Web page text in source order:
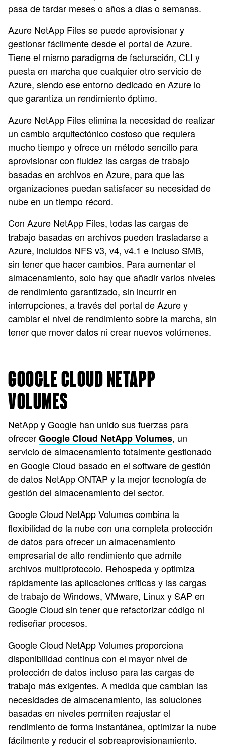
pasa de tardar meses o años a días o semanas.
Azure NetApp Files se puede aprovisionar y
gestionar fácilmente desde el portal de Azure.
Tiene el mismo paradigma de facturación, CLI y
puesta en marcha que cualquier otro servicio de
Azure, siendo ese entorno dedicado en Azure lo
que garantiza un rendimiento óptimo.
Azure NetApp Files elimina la necesidad de realizar
un cambio arquitectónico costoso que requiera
mucho tiempo y ofrece un método sencillo para
aprovisionar con fluidez las cargas de trabajo
basadas en archivos en Azure, para que las
organizaciones puedan satisfacer su necesidad de
nube en un tiempo récord.
Con Azure NetApp Files, todas las cargas de
trabajo basadas en archivos pueden trasladarse a
Azure, incluidos NFS v3, v4, v4.1 e incluso SMB,
sin tener que hacer cambios. Para aumentar el
almacenamiento, solo hay que añadir varios niveles
de rendimiento garantizado, sin incurrir en
interrupciones, a través del portal de Azure y
cambiar el nivel de rendimiento sobre la marcha, sin
tener que mover datos ni crear nuevos volúmenes.
GOOGLE CLOUD NETAPP
VOLUMES
NetApp y Google han unido sus fuerzas para
ofrecerGoogle Cloud NetApp Volumes, un
servicio de almacenamiento totalmente gestionado
en Google Cloud basado en el software de gestión
de datos NetApp ONTAP y la mejor tecnología de
gestión del almacenamiento del sector.
Google Cloud NetApp Volumes combina la
flexibilidad de la nube con una completa protección
de datos para ofrecer un almacenamiento
empresarial de alto rendimiento que admite
archivos multiprotocolo. Rehospeda y optimiza
rápidamente las aplicaciones críticas y las cargas
de trabajo de Windows, VMware, Linux y SAP en
Google Cloud sin tener que refactorizar código ni
rediseñar procesos.
Google Cloud NetApp Volumes proporciona
disponibilidad continua con el mayor nivel de
protección de datos incluso para las cargas de
trabajo más exigentes. A medida que cambian las
necesidades de almacenamiento, las soluciones
basadas en niveles permiten reajustar el
rendimiento de forma instantánea, optimizar la nube
fácilmente y reducir el sobreaprovisionamiento.